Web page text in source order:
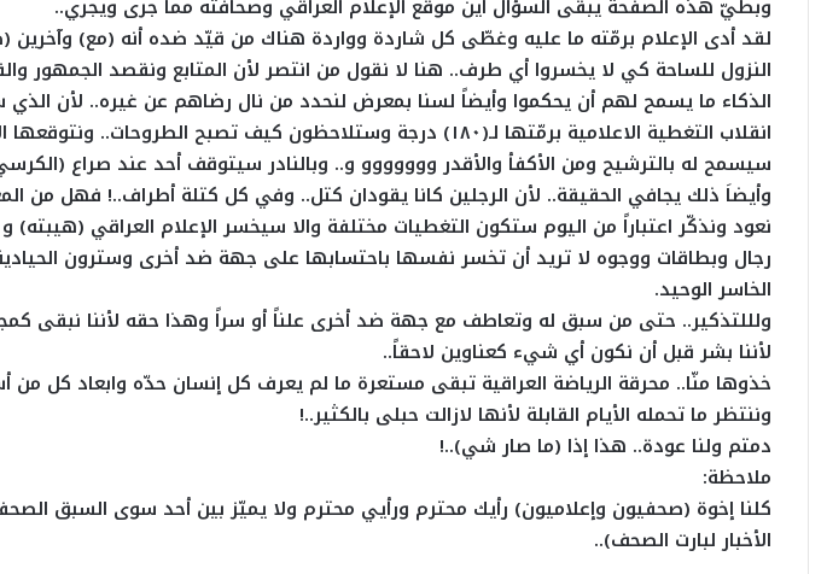
لقد أدى الإعلام برمّته ما عليه وغطّى كل شاردة وواردة هناك من قيّد ضده أنه (مع)
النزول للساحة كي لا يخسروا أي طرف.. هنا لا نقول من انتصر لأن المتابع ونقصد الجمهور
الذكاء ما يسمح لهم أن يحكموا وأيضاً لسنا بمعرض لنحدد من نال رضاهم عن غيره.. لأن الذي
انقلاب التغطية الاعلامية برمّتها لـ(١٨٠) درجة وستلاحظون كيف تصبح
سيسمح له بالترشيح ومن الأكفأ والأقدر ووووووو و.. وبالنادر سيتوقف أحد عند صراع
وأيضاَ ذلك يجافي الحقيقة.. لأن الرجلين كانا يقودان كتل.. وفي كل كتلة أطراف..! فهل
نعود ونذكّر اعتباراً من اليوم ستكون التغطيات مختلفة والا سيخسر الإعلام العراقي
رجال وبطاقات ووجوه لا تريد أن تخسر نفسها باحتسابها على جهة ضد أخرى وسترون
الخاسر الوحيد.
ولللتذكير.. حتى من سبق له وتعاطف مع جهة ضد أخرى علناً أو سراً وهذا حقه لأننا نبقى
لأننا بشر قبل أن نكون أي شيء كعناوين لاحقاً..
خذوها منّا.. محرقة الرياضة العراقية تبقى مستعرة ما لم يعرف كل إنسان حدّه وابعاد كل من
وننتظر ما تحمله الأيام القابلة لأنها لازالت حبلى بالكثير..!
دمتم ولنا عودة.. هذا إذا (ما صار شي)..!
ملاحظة:
كلنا إخوة (صحفيون وإعلاميون) رأيك محترم ورأيي محترم ولا يميّز بين أحد سوى السبق
الأخبار لبارت الصحف)..